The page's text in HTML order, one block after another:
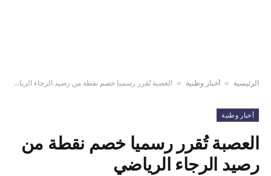
الرئيسية » أخبار وطنية » العصبة تُقرر رسميا خصم نقطة من رصيد الرجاء الرياضي
أخبار وطنية
العصبة تُقرر رسميا خصم نقطة من
رصيد الرجاء الرياضي